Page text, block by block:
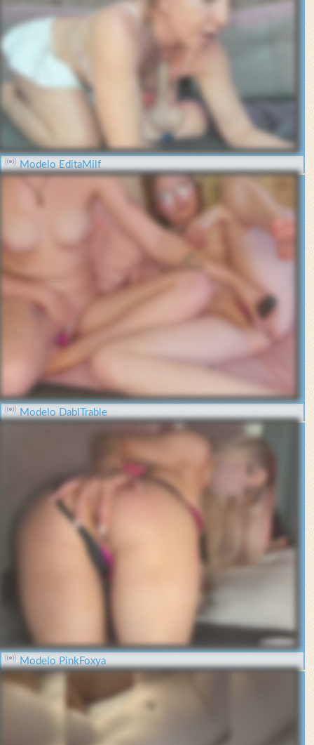
Modelo EditaMilf
Modelo DablTrable
Modelo PinkFoxya